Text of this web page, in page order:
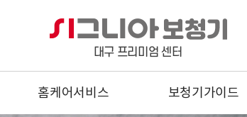
홈케어서비스 보청기가이드